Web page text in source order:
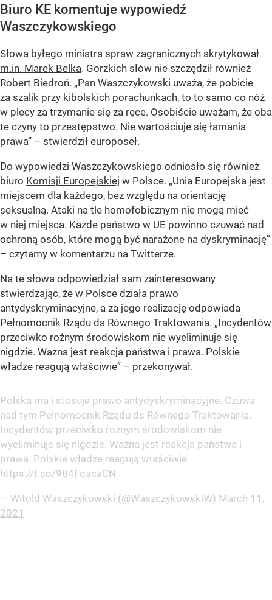
Biuro KE komentuje wypowiedź
Waszczykowskiego
Słowa byłego ministra spraw zagranicznych skrytykował
m.in. Marek Belka. Gorzkich słów nie szczędził również
Robert Biedroń. „Pan Waszczykowski uważa, że pobicie
za szalik przy kibolskich porachunkach, to to samo co nóż
w plecy za trzymanie się za ręce. Osobiście uważam, że oba
te czyny to przestępstwo. Nie wartościuje się łamania
prawa” – stwierdził europoseł.
Do wypowiedzi Waszczykowskiego odniosło się również
biuro Komisji Europejskiej w Polsce. „Unia Europejska jest
miejscem dla każdego, bez względu na orientację
seksualną. Ataki na tle homofobicznym nie mogą mieć
w niej miejsca. Każde państwo w UE powinno czuwać nad
ochroną osób, które mogą być narażone na dyskryminację”
– czytamy w komentarzu na Twitterze.
Na te słowa odpowiedział sam zainteresowany
stwierdzając, że w Polsce działa prawo
antydyskryminacyjne, a za jego realizację odpowiada
Pełnomocnik Rządu ds Równego Traktowania. „Incydentów
przeciwko rożnym środowiskom nie wyeliminuje się
nigdzie. Ważna jest reakcja państwa i prawa. Polskie
władze reagują właściwie” – przekonywał.
Polska ma i stosuje prawo antydyskryminacyjne. Czuwa
nad tym Pełnomocnik Rządu ds Równego Traktowania.
Incydentów przeciwko rożnym środowiskom nie
wyeliminuje się nigdzie. Ważna jest reakcja państwa i
prawa. Polskie władze reagują właściwie
https://t.co/984FqacaCN
— Witold Waszczykowski (@WaszczykowskiW) March 11,
2021